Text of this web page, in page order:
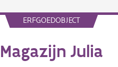
ERFGOEDOBJECT
Magazijn Julia